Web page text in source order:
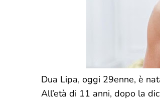
Dua Lipa, oggi 29enne, è
All’età di 11 anni, dopo la